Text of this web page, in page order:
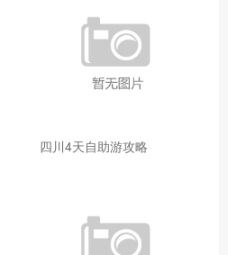
四川4天自助游攻略